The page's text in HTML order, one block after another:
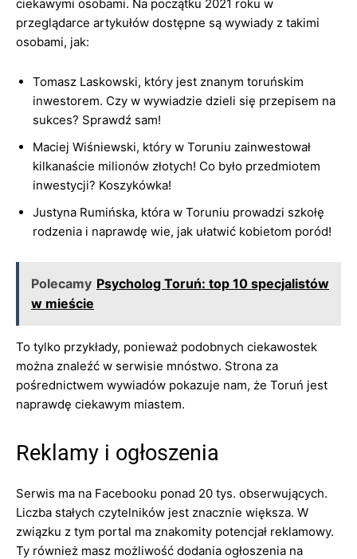
ciekawymi osobami. Na początku 2021 roku w
przeglądarce artykułów dostępne są wywiady z takimi
osobami, jak:
Tomasz Laskowski, który jest znanym toruńskim
inwestorem. Czy w wywiadzie dzieli się przepisem na
sukces? Sprawdź sam!
Maciej Wiśniewski, który w Toruniu zainwestował
kilkanaście milionów złotych! Co było przedmiotem
inwestycji? Koszykówka!
Justyna Rumińska, która w Toruniu prowadzi szkołę
rodzenia i naprawdę wie, jak ułatwić kobietom poród!
Polecamy Psycholog Toruń: top 10 specjalistów
w mieście
To tylko przykłady, ponieważ podobnych ciekawostek
można znaleźć w serwisie mnóstwo. Strona za
pośrednictwem wywiadów pokazuje nam, że Toruń jest
naprawdę ciekawym miastem.
Reklamy i ogłoszenia
Serwis ma na Facebooku ponad 20 tys. obserwujących.
Liczba stałych czytelników jest znacznie większa. W
związku z tym portal ma znakomity potencjał reklamowy.
Ty również masz możliwość dodania ogłoszenia na